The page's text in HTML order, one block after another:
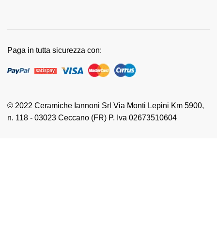
© 2022 Ceramiche Iannoni Srl Via Monti Lepini Km 5900,
n. 118 - 03023 Ceccano (FR) P. Iva 02673510604
Paga in tutta sicurezza con: